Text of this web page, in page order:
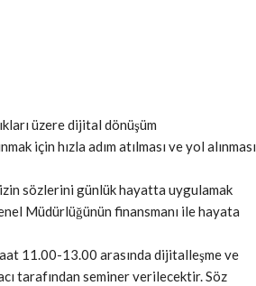
üzere dijital dönüşüm
için hızla adım atılması ve yol alınması
sözlerini günlük hayatta uygulamak
Müdürlüğünün finansmanı ile hayata
11.00-13.00 arasında dijitalleşme ve
tarafından seminer verilecektir. Söz